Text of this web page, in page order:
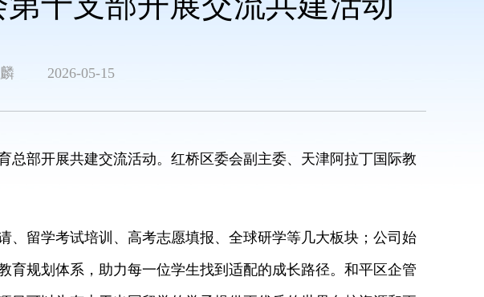
2026-05-15
部开展共建交流活动。红桥区委会副主委、天津阿拉丁国际教
留学考试培训、高考志愿填报、全球研学等几大板块；公司始
规划体系，助力每一位学生找到适配的成长路径。和平区企管